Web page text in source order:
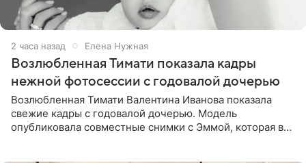
2 часа назад Елена Нужная
Возлюбленная Тимати показала кадры
нежной фотосессии с годовалой дочерью
Возлюбленная Тимати Валентина Иванова показала
свежие кадры с годовалой дочерью. Модель
опубликовала совместные снимки с Эммой, которая в